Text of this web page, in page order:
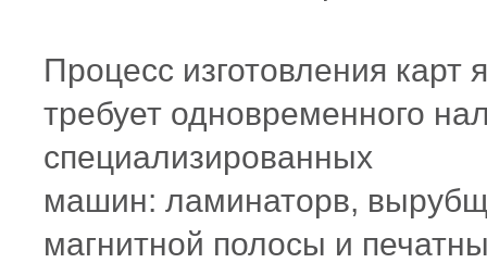
Процесс изготовления карт
требует одновременного
специализированных
машин: ламинаторв,
магнитной полосы и